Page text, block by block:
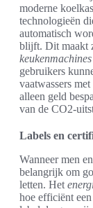
moderne
technologieën
automatisch
blijft. Dit maakt
gebruikers
vaatwassers
alleen geld
van de CO2-
Labels en
Wanneer men
belangrijk om
letten. Het
hoe efficiënt